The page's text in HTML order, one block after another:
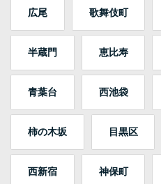
広尾 歌舞伎町
半蔵門 恵比寿
青葉台 西池袋
柿の木坂 目黒区
西新宿 神保町